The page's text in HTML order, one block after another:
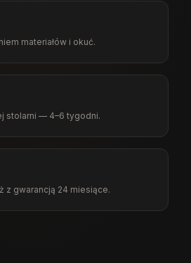
materiałów i okuć.
stolarni — 4–6 tygodni.
z gwarancją 24 miesiące.